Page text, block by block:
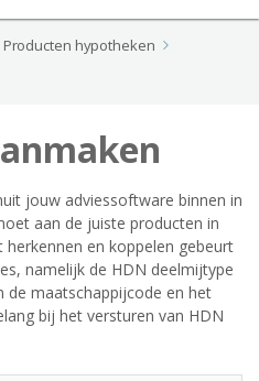
Producten hypotheken
jouw adviessoftware binnen in
aan de juiste producten in
en koppelen gebeurt
namelijk de HDN deelmijtype
de maatschappijcode en het
bij het versturen van HDN